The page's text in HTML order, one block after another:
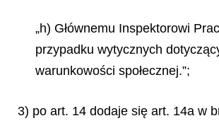
„h) Głównemu Inspektorowi
przypadku wytycznych
warunkowości społecznej.”;
3) po art. 14 dodaje się art. 14a w